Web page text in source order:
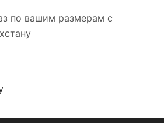
по вашим размерам с